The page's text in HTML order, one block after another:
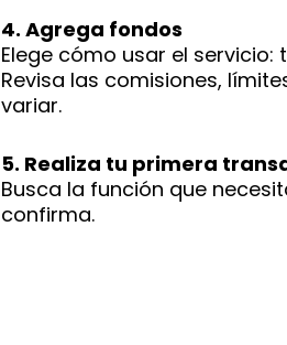
4. Agrega fondos
Elege cómo usar el
Revisa las comisiones,
variar.
5. Realiza tu primera
Busca la función que
confirma.